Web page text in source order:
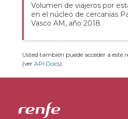
Volumen de viajeros por
en el núcleo de cercanías
Vasco AM, año 2018
Usted también puede acceder a este
(ver API Docs).